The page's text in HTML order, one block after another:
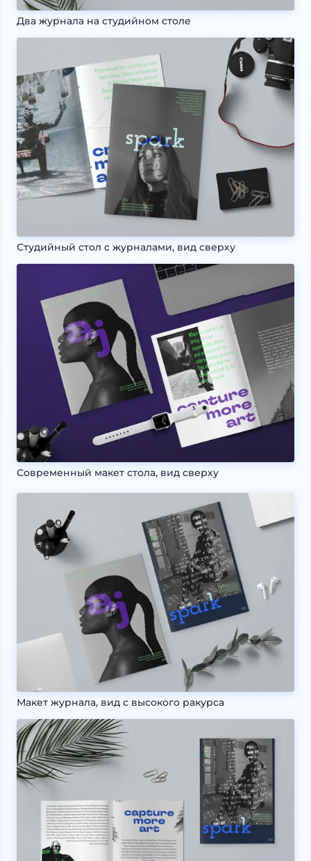
Два журнала на студийном столе
Студийный стол с журналами, вид сверху
Современный макет стола, вид сверху
Макет журнала, вид с высокого ракурса